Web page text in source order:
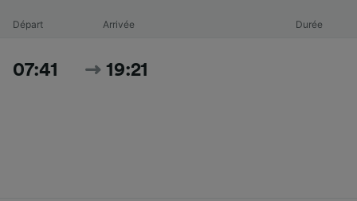
Départ Arrivée Durée
07:41 19:21